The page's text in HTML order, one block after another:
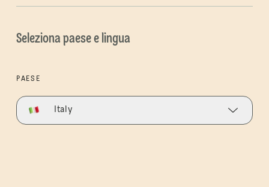
Seleziona paese e lingua
PAESE
Italy